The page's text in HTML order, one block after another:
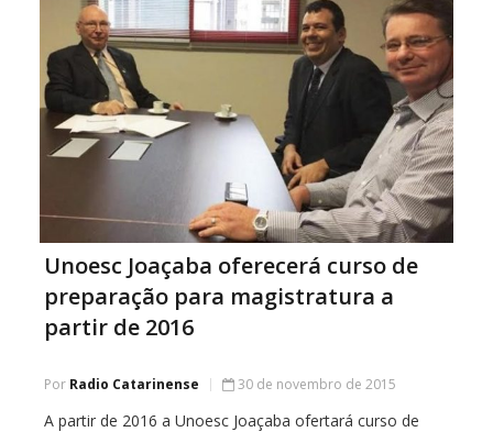
Unoesc Joaçaba oferecerá curso de
preparação para magistratura a
partir de 2016
Por Radio Catarinense 30 de novembro de 2015
A partir de 2016 a Unoesc Joaçaba ofertará curso de